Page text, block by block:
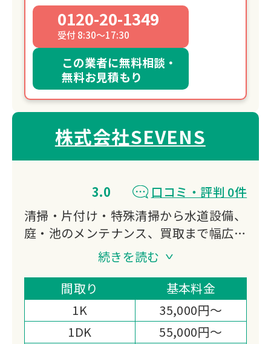
0120-20-1349
受付 8:30～17:30
この業者に無料相談・
無料お見積もり
株式会社SEVENS
3.0
口コミ・評判 0件
清掃・片付け・特殊清掃から水道設備、
庭・池のメンテナンス、買取まで幅広く
カスタマーサポートと迅速な対応体制
で、お客様に「申し訳ない」と思わせな
い安心の相談環境を提供します。
続きを読む
間取り
基本料金
1K
35,000円～
1DK
55,000円～